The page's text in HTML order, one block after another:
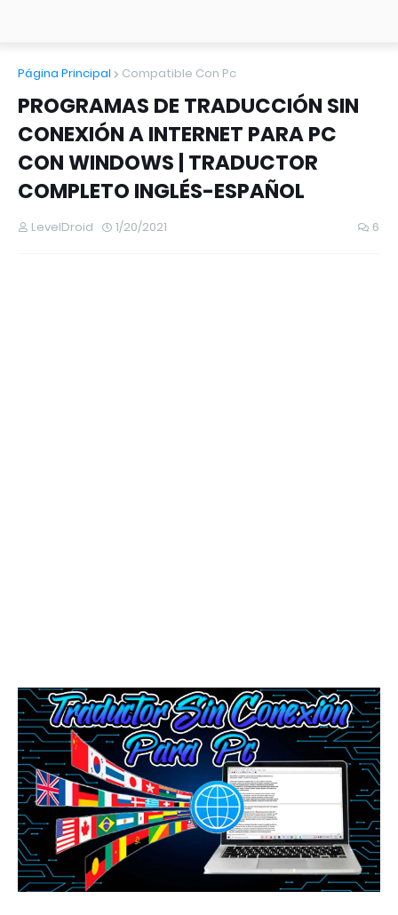
Página Principal Compatible Con Pc
PROGRAMAS DE TRADUCCIÓN SIN
CONEXIÓN A INTERNET PARA PC
CON WINDOWS | TRADUCTOR
COMPLETO INGLÉS-ESPAÑOL
LevelDroid 1/20/2021 6